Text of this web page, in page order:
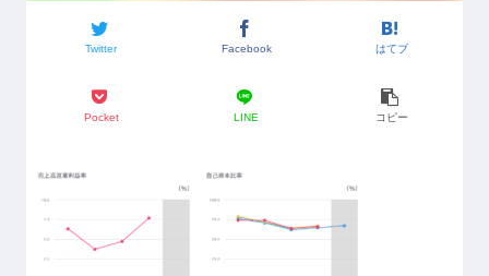
Twitter Facebook はてブ
Pocket LINE コピー